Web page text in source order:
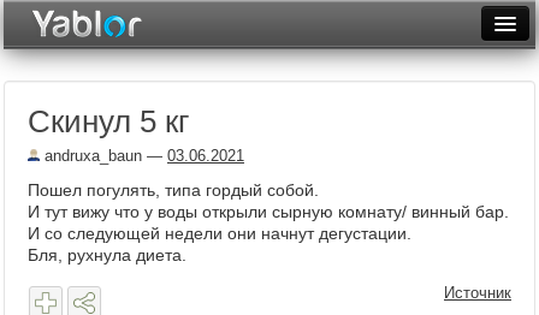
Рейтинги
Скинул 5 кг
andruxa_baun — 03.06.2021
Пошел погулять, типа гордый собой.
И тут вижу что у воды открыли сырную комнату/ винный бар.
И со следующей недели они начнут дегустации.
Бля, рухнула диета.
Источник